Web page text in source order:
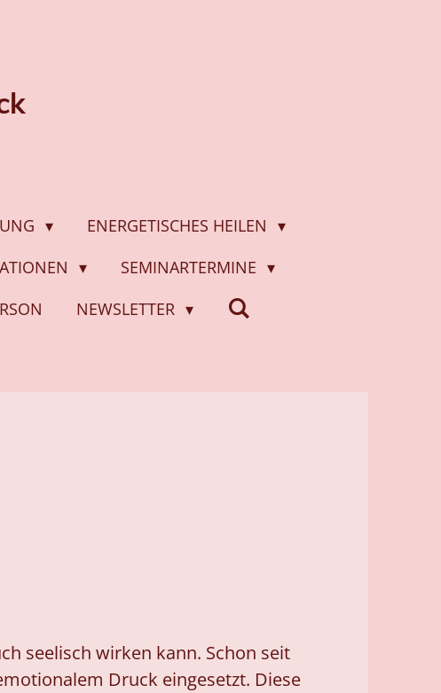
ENERGETISCHES HEILEN
SEMINARTERMINE
NEWSLETTER
seelisch wirken kann. Schon seit
Druck eingesetzt. Diese